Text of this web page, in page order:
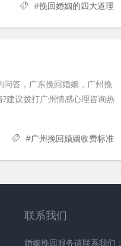
#挽回婚姻的四大道理
答，广东挽回婚姻，广州挽
建议拨打广州情感心理咨询热
#广州挽回婚姻收费标准
联系我们
婚姻挽回服务请联系我们：